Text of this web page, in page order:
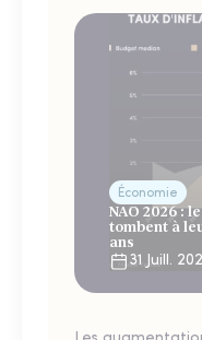
Économie
NAO 2026 :
tombent à
ans
31 Juill.